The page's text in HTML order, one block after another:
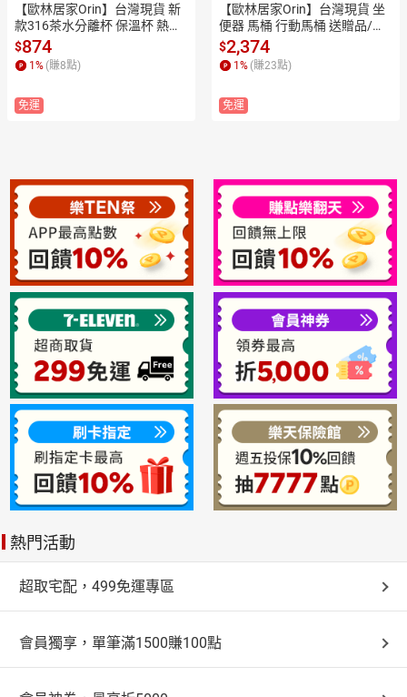
【歐林居家Orin】台灣現貨 新
款316茶水分離杯 保溫杯 熱水
杯 泡茶杯 智能保溫杯(智能測
溫 真空保溫 濃淡可控)
$874
1 % (賺8點)
免運
【歐林居家Orin】台灣現貨 坐
便器 馬桶 行動馬桶 送贈品/雙
桶替換 可掀蓋馬桶椅 移動廁所
洗澡椅 便盆 便盆椅 馬桶椅
$2,374
1 % (賺23點)
免運
熱門活動
超取宅配，499免運專區
會員獨享，單筆滿1500賺100點